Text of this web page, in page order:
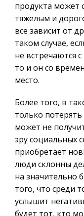
продукта может
тяжелым и
все зависит от
таком случае,
не встречаются
то и он со
место.
Более того, в
только
может не
эру социальных
приобретает
люди склонны
на значительно
того, что среди
услышит
будет тот, кто